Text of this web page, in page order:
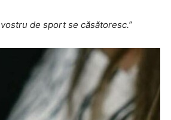
de sport se căsătoresc.”